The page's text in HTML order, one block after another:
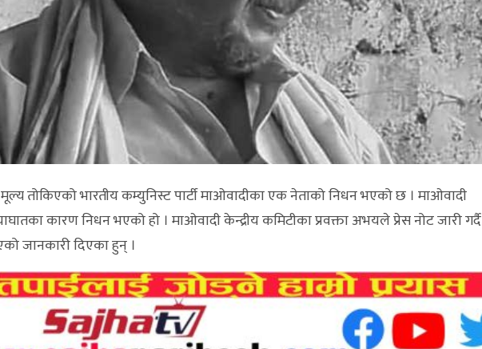
तोकिएको भारतीय कम्युनिस्ट पार्टी माओवादीका एक नेताको निधन भएको छ । माओवादी
कारण निधन भएको हो । माओवादी केन्द्रीय कमिटीका प्रवक्ता अभयले प्रेस नोट जारी गर्दै
जानकारी दिएका हुन् ।